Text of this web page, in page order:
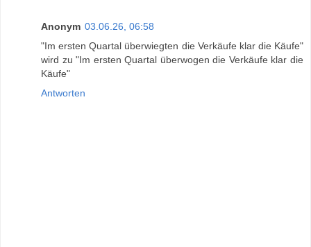
Anonym 03.06.26, 06:58
"Im ersten Quartal überwiegten die Verkäufe klar die Käufe"
wird zu "Im ersten Quartal überwogen die Verkäufe klar die
Käufe"
Antworten